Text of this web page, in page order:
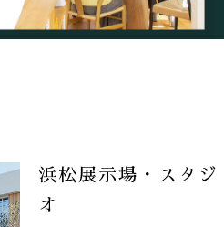
浜松展示場・スタジ
オ